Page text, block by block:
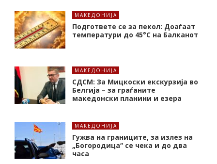
МАКЕДОНИЈА
Подгответе се за пекол: Доаѓаат
температури до 45°C на Балканот
МАКЕДОНИЈА
СДСМ: За Мицкоски екскурзија во
Белгија – за граѓаните
македонски планини и езера
МАКЕДОНИЈА
Гужва на границите, за излез на
„Богородица“ се чека и до два
часа